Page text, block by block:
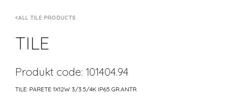
ALL TILE PRODUCTS
TILE
Produkt code: 101404.94
TILE: PARETE 1X12W 3/3.5/4K IP65 GR.ANTR